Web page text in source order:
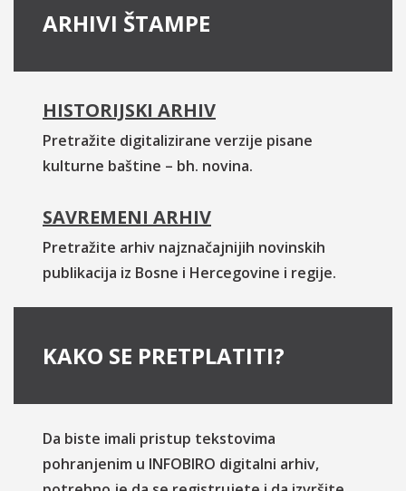
ARHIVI ŠTAMPE
HISTORIJSKI ARHIV
Pretražite digitalizirane verzije pisane
kulturne baštine – bh. novina.
SAVREMENI ARHIV
Pretražite arhiv najznačajnijih novinskih
publikacija iz Bosne i Hercegovine i regije.
KAKO SE PRETPLATITI?
Da biste imali pristup tekstovima
pohranjenim u INFOBIRO digitalni arhiv,